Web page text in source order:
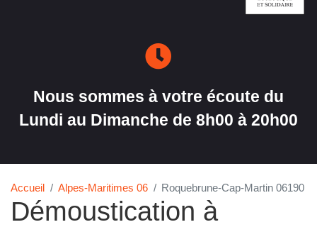
Nous sommes à votre écoute du
Lundi au Dimanche de 8h00 à 20h00
Accueil Alpes-Maritimes 06 Roquebrune-Cap-Martin 06190
Démoustication à